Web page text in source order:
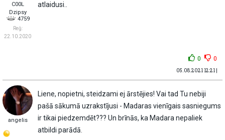
C00L
Dzipsy
4759
Reģ:
22.10.2020
atlaidusi..
0 0
05.08.2021 12:21 |
angelis
Liene, nopietni, steidzami ej ārstējies! Vai tad Tu nebiji
pašā sākumā uzrakstījusi - Madaras vienīgais sasniegums
ir tikai piedzemdēt??? Un brīnās, ka Madara nepaliek
atbildi parādā.